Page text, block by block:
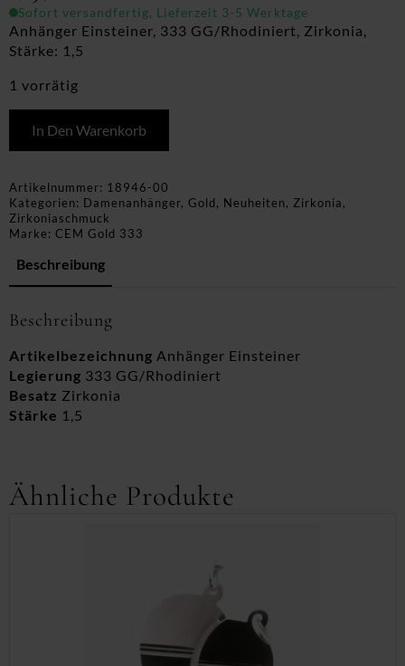
Sofort versandfertig, Lieferzeit 3-5 Werktage
Anhänger Einsteiner, 333 GG/Rhodiniert, Zirkonia,
Stärke: 1,5
1 vorrätig
In Den Warenkorb
Artikelnummer: 18946-00
Kategorien: Damenanhänger, Gold, Neuheiten, Zirkonia,
Zirkoniaschmuck
Marke: CEM Gold 333
Beschreibung
Beschreibung
Artikelbezeichnung Anhänger Einsteiner
Legierung 333 GG/Rhodiniert
Besatz Zirkonia
Stärke 1,5
Ähnliche Produkte